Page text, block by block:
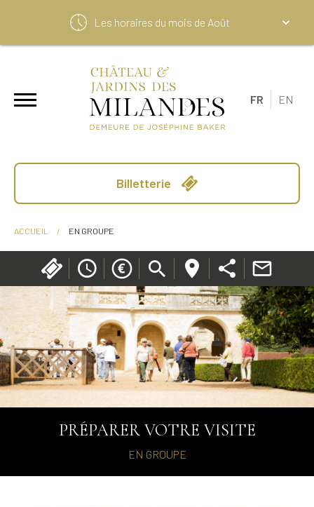
Les horaires du mois de Août
FR EN
Billetterie
ACCUEIL / EN GROUPE
PRÉPARER VOTRE VISITE
EN GROUPE